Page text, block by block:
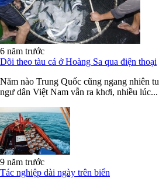
6 năm trước
Dõi theo tàu cá ở Hoàng Sa qua điện thoại
Năm nào Trung Quốc cũng ngang nhiên
ngư dân Việt Nam vẫn ra khơi, nhiều lúc...
9 năm trước
Tác nghiệp dài ngày trên biển